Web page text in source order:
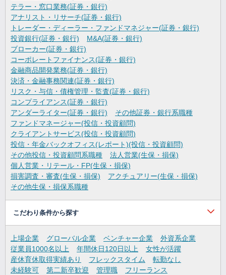
テラー・窓口業務(証券・銀行)
アナリスト・リサーチ(証券・銀行)
トレーダー・ディーラー・ファンドマネジャー(証券・銀行)
投資銀行(証券・銀行)
M&A(証券・銀行)
ブローカー(証券・銀行)
コーポレートファイナンス(証券・銀行)
金融商品開発業務(証券・銀行)
決済・金融事務関連(証券・銀行)
リスク・与信・債権管理・監査(証券・銀行)
コンプライアンス(証券・銀行)
アンダーライター(証券・銀行)
その他証券・銀行系職種
ファンドマネージャー(投信・投資顧問)
クライアントサービス(投信・投資顧問)
投信・年金バックオフィス(レポート)(投信・投資顧問)
その他投信・投資顧問系職種
法人営業(生保・損保)
個人営業・リテール・FP(生保・損保)
損害調査・審査(生保・損保)
アクチュアリー(生保・損保)
その他生保・損保系職種
こだわり条件から探す
上場企業 グローバル企業 ベンチャー企業
外資系企業
従業員1000名以上
年間休日120日以上
女性が活躍
産休育休取得実績あり
フレックスタイム
転勤なし
未経験可
第二新卒歓迎 管理職
フリーランス